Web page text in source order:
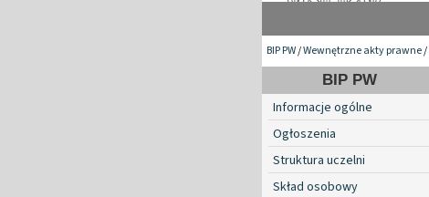
BIP PW/Wewnętrzne akty prawne/
BIP PW
Informacje ogólne
Ogłoszenia
Struktura uczelni
Skład osobowy